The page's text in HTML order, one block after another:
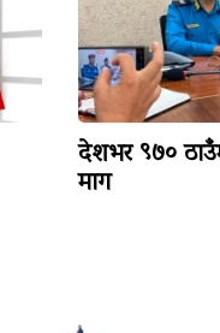
देशभर ९७०
माग